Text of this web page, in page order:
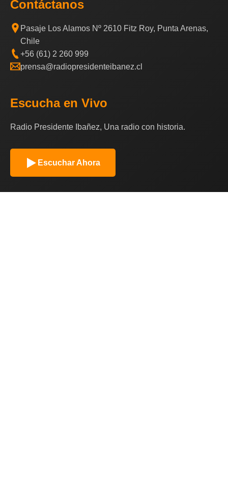
Contáctanos
Pasaje Los Alamos Nº 2610 Fitz Roy, Punta Arenas,
Chile
+56 (61) 2 260 999
prensa@radiopresidenteibanez.cl
Escucha en Vivo
Radio Presidente Ibañez, Una radio con historia.
Escuchar Ahora